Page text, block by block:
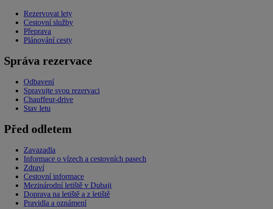
Rezervovat lety
Cestovní služby
Přeprava
Plánování cesty
Správa rezervace
Odbavení
Spravujte svou rezervaci
Chauffeur-drive
Stav letu
Před odletem
Zavazadla
Informace o vízech a cestovních pasech
Zdraví
Cestovní informace
Mezinárodní letiště v Dubaji
Doprava na letiště a z letiště
Pravidla a oznámení